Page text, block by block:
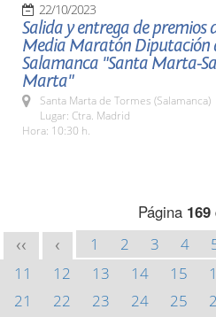
22/10/2023
Salida y entrega de premios
Media Maratón Diputación
Salamanca "Santa Marta-
Marta"
Santa Marta de Tormes (Salamanca)
Lugar: Ctra. Madrid
Hora: 10:30 h.
Página 169
<< < 1 2 3 4
11
12 13 14 15
21
22 23 24 25